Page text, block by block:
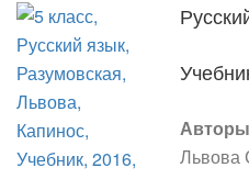
Львова